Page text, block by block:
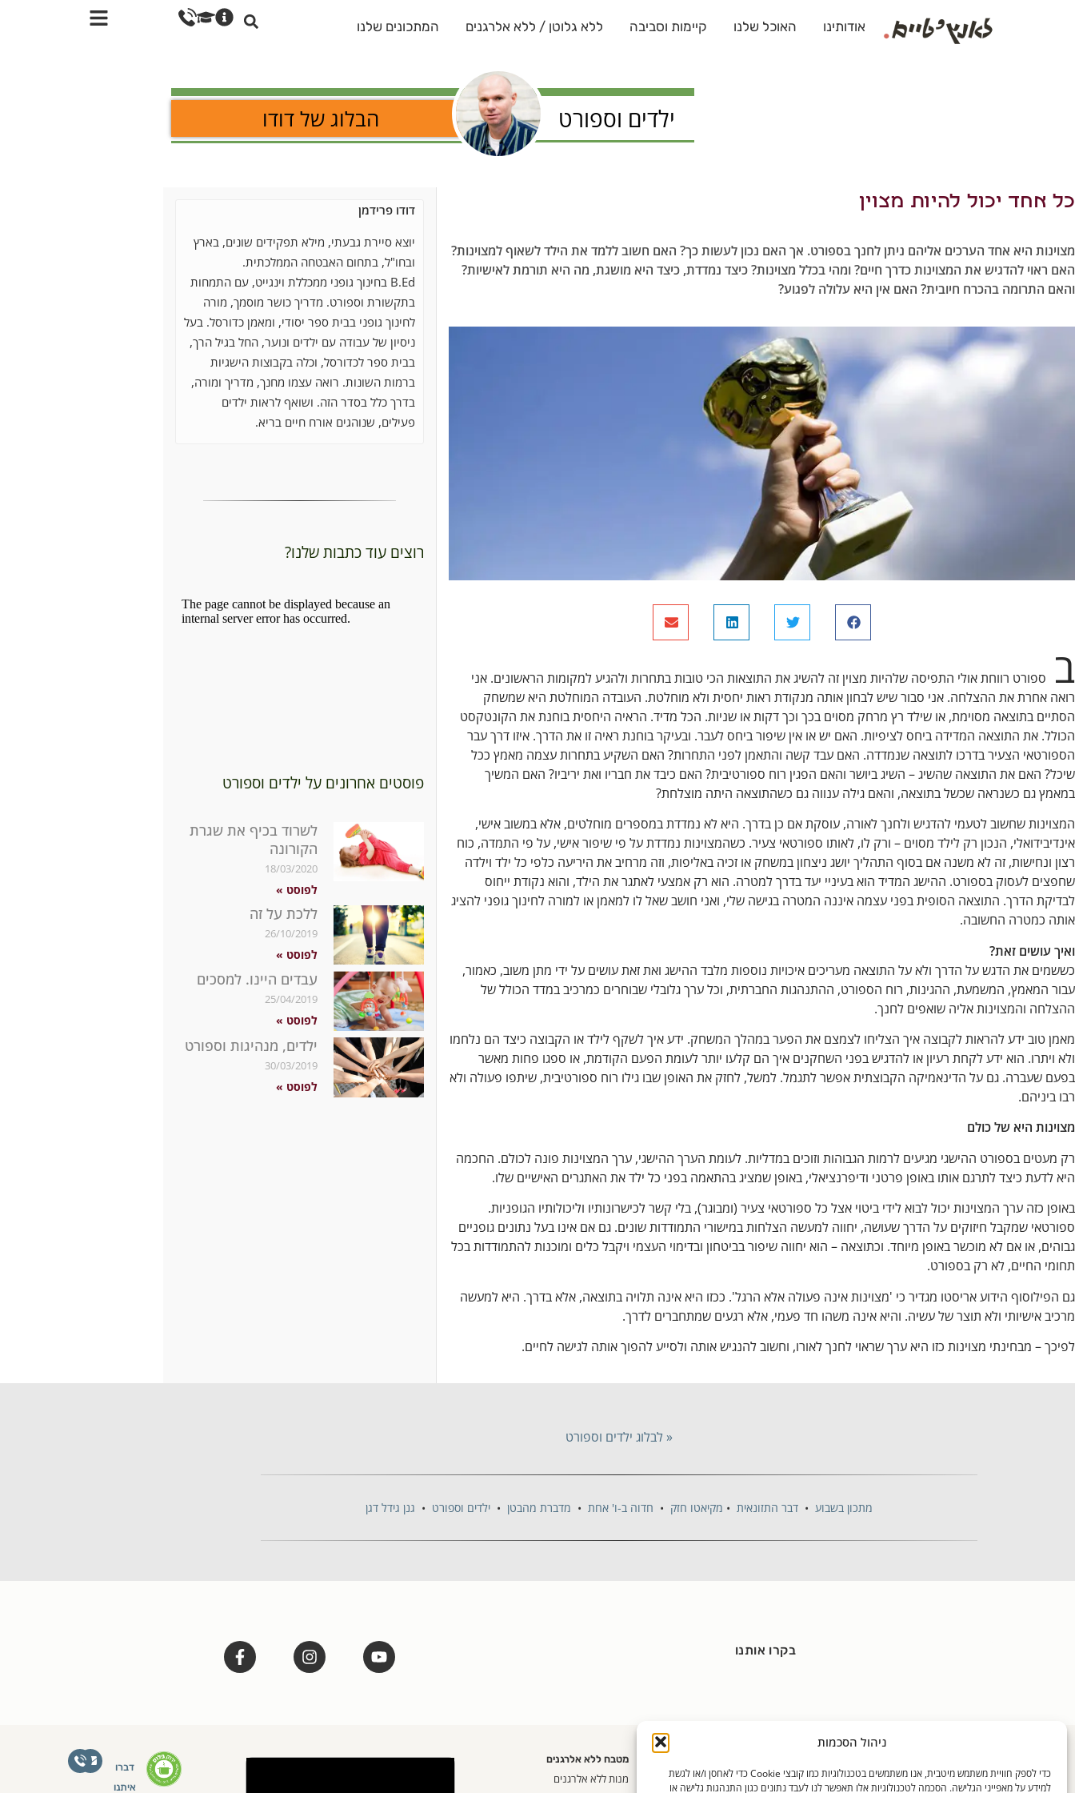
ניהול הסכמות
כדי לספק חוויית משתמש מיטבית, אנו משתמשים בטכנולוגיות כמו קובצי Cookie כדי לאחסן ו/או לגשת
למידע על מאפייני הגלישה. הסכמה לטכנולוגיות אלו תאפשר לנו לעבד נתונים כגון התנהגות גלישה או
אודותינו האוכל שלנו קיימות וסביבה ללא גלוטן / ללא אלרגנים המתכונים שלנו
ילדים וספורט הבלוג של דודו
כל אחד יכול להיות מצוין
מצוינות היא אחד הערכים אליהם ניתן לחנך בספורט. אך האם נכון לעשות כך? האם חשוב ללמד את הילד לשאוף למצוינות?
האם ראוי להדגיש את המצוינות כדרך חיים? ומהי בכלל מצוינות? כיצד נמדדת, כיצד היא מושגת, מה היא תורמת לאישיות?
והאם התרומה בהכרח חיובית? האם אין היא עלולה לפגוע?
ב ספורט רווחת אולי התפיסה שלהיות מצוין זה להשיג את התוצאות הכי טובות בתחרות ולהגיע למקומות הראשונים. אני
רואה אחרת את ההצלחה. אני סבור שיש לבחון אותה מנקודת ראות יחסית ולא מוחלטת. העובדה המוחלטת היא שמשחק
הסתיים בתוצאה מסוימת, או שילד רץ מרחק מסוים בכך וכך דקות או שניות. הכל מדיד. הראיה היחסית בוחנת את הקונטקסט
הכולל. את התוצאה המדידה ביחס לציפיות. האם יש או אין שיפור ביחס לעבר. ובעיקר בוחנת ראיה זו את הדרך. איזו דרך עבר
הספורטאי הצעיר בדרכו לתוצאה שנמדדה. האם עבד קשה והתאמן לפני התחרות? האם השקיע בתחרות עצמה מאמץ ככל
שיכל? האם את התוצאה שהשיג – השיג ביושר והאם הפגין רוח ספורטיבית? האם כיבד את חבריו ואת יריביו? האם המשיך
במאמץ גם כשנראה שכשל בתוצאה, והאם גילה ענווה גם כשהתוצאה היתה מוצלחת?
המצוינות שחשוב לטעמי להדגיש ולחנך לאורה, עוסקת אם כן בדרך. היא לא נמדדת במספרים מוחלטים, אלא במשוב אישי,
אינדיבידואלי, הנכון רק לילד מסוים – ורק לו, לאותו ספורטאי צעיר. כשהמצוינות נמדדת על פי שיפור אישי, על פי התמדה, כוח
רצון ונחישות, זה לא משנה אם בסוף התהליך יושג ניצחון במשחק או זכיה באליפות, וזה מרחיב את היריעה כלפי כל ילד וילדה
שחפצים לעסוק בספורט. ההישג המדיד הוא בעיניי יעד בדרך למטרה. הוא רק אמצעי לאתגר את הילד, והוא נקודת ייחוס
לבדיקת הדרך. התוצאה הסופית בפני עצמה איננה המטרה בגישה שלי, ואני חושב שאל לו למאמן או למורה לחינוך גופני להציג
אותה כמטרה החשובה.
ואיך עושים זאת?
כששמים את הדגש על הדרך ולא על התוצאה מעריכים איכויות נוספות מלבד ההישג ואת זאת עושים על ידי מתן משוב, כאמור,
עבור המאמץ, המשמעת, ההגינות, רוח הספורט, ההתנהגות החברתית, וכל ערך גלובלי שבוחרים כמרכיב במדד הכולל של
ההצלחה והמצוינות אליה שואפים לחנך.
מאמן טוב ידע להראות לקבוצה איך הצליחו לצמצם את הפער במהלך המשחק. ידע איך לשקף לילד או הקבוצה כיצד הם נלחמו
ולא ויתרו. הוא ידע לקחת רעיון או להדגיש בפני השחקנים איך הם קלעו יותר לעומת הפעם הקודמת, או ספגו פחות מאשר
בפעם שעברה. גם על הדינאמיקה הקבוצתית אפשר לתגמל. למשל, לחזק את האופן שבו גילו רוח ספורטיבית, שיתפו פעולה ולא
רבו ביניהם.
מצוינות היא של כולם
רק מעטים בספורט ההישגי מגיעים לרמות הגבוהות וזוכים במדליות. לעומת הערך ההישגי, ערך המצוינות פונה לכולם. החכמה
היא לדעת כיצד לתרגם אותו באופן פרטני ודיפרנציאלי, באופן שמציג בהתאמה בפני כל ילד את האתגרים האישיים שלו.
באופן כזה ערך המצוינות יכול לבוא לידי ביטוי אצל כל ספורטאי צעיר (ומבוגר), בלי קשר לכישרונותיו וליכולותיו הגופניות.
ספורטאי שמקבל חיזוקים על הדרך שעושה, יחווה למעשה הצלחות במישורי התמודדות שונים. גם אם אינו בעל נתונים גופניים
גבוהים, או אם לא מוכשר באופן מיוחד. וכתוצאה – הוא יחווה שיפור בביטחון ובדימוי העצמי ויקבל כלים ומוכנות להתמודדות בכל
תחומי החיים, לא רק בספורט.
גם הפילוסוף הידוע אריסטו מגדיר כי 'מצוינות אינה פעולה אלא הרגל'. ככזו היא אינה תלויה בתוצאה, אלא בדרך. היא למעשה
מרכיב אישיותי ולא תוצר של עשיה. והיא אינה משהו חד פעמי, אלא רגעים שמתחברים לדרך.
לפיכך – מבחינתי מצוינות כזו היא ערך שראוי לחנך לאורו, וחשוב להנגיש אותה ולסייע להפוך אותה לגישה לחיים.
דודו פרידמן
יוצא סיירת גבעתי, מילא תפקידים שונים, בארץ
ובחו"ל, בתחום האבטחה הממלכתית.
B.Ed בחינוך גופני ממכללת וינגייט, עם התמחות
בתקשורת וספורט. מדריך כושר מוסמך, מורה
לחינוך גופני בבית ספר יסודי, ומאמן כדורסל. בעל
ניסיון של עבודה עם ילדים ונוער, החל בגיל הרך,
בבית ספר לכדורסל, וכלה בקבוצות הישגיות
ברמות השונות. רואה עצמו מחנך, מדריך ומורה,
בדרך כלל בסדר הזה. ושואף לראות ילדים
פעילים, שנוהגים אורח חיים בריא.
רוצים עוד כתבות שלנו?
פוסטים אחרונים על ילדים וספורט
לשרוד בכיף את שגרת
הקורונה
18/03/2020
לפוסט »
ללכת על זה
26/10/2019
לפוסט »
עבדים היינו. למסכים
25/04/2019
לפוסט »
ילדים, מנהיגות וספורט
30/03/2019
לפוסט »
« לבלוג ילדים וספורט
מתכון בשבוע • דבר התזונאית • מקיאטו חזק • חדוה ב-ו' אחת • מדברת מהבטן • ילדים וספורט • גנן גידל דגן
בקרו אותנו
דף הבית
מידע על האוכל שלנו
דבר התזונאית
מטבח ללא אלרגנים
מנות ללא אלרגנים
דברו
איתנו